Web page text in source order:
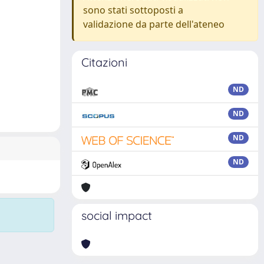
sono stati sottoposti a
validazione da parte dell'ateneo
Citazioni
ND
ND
ND
ND
social impact